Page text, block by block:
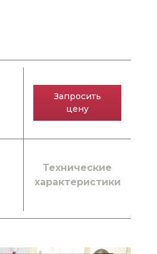
Технические
характеристики
Запросить
цену